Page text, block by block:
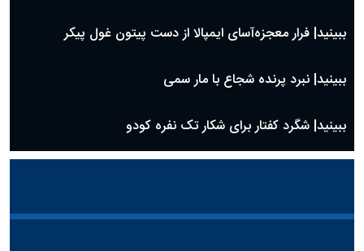
ببینید| فرار معجزه‌آسای ایمپالا از دست پیتون غول پیکر
ببینید| نبرد پرنده شجاع با مار سمی
ببینید| شگرد کفتار برای شکار تک نفره کودو